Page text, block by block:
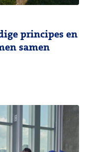
principes en
samen